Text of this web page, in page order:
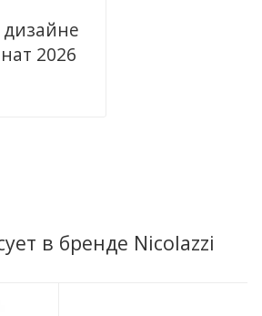
дизайне
2026
в бренде Nicolazzi